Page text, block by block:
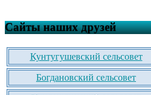
Сайты наших друзей
Кунтугушевский сельсовет
Богдановский сельсовет